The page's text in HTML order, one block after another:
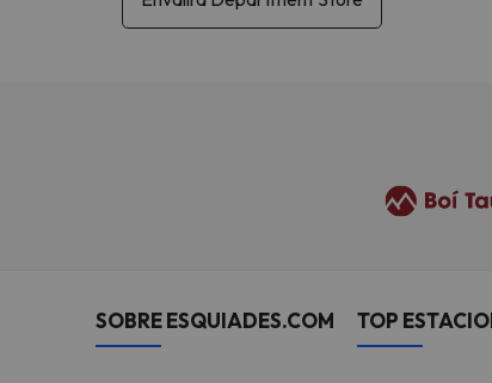
SOBRE ESQUIADES.COM TOP